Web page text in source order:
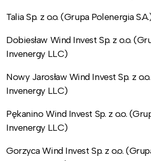
Talia Sp. z o.o. (Grupa Polenergia
Dobiesław Wind Invest Sp. z o.o.
Invenergy LLC)
Nowy Jarosław Wind Invest Sp. z
Invenergy LLC)
Pękanino Wind Invest Sp. z o.o.
Invenergy LLC)
Gorzyca Wind Invest Sp. z o.o.